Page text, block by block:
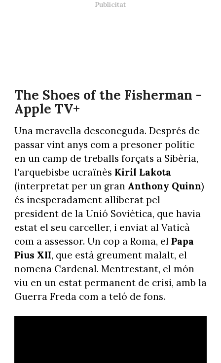
The Shoes of the Fisherman -
Apple TV+
Una meravella desconeguda. Després de
passar vint anys com a presoner polític
en un camp de treballs forçats a Sibèria,
l'arquebisbe ucraïnès Kiril Lakota
(interpretat per un gran Anthony Quinn)
és inesperadament alliberat pel
president de la Unió Soviètica, que havia
estat el seu carceller, i enviat al Vaticà
com a assessor. Un cop a Roma, el Papa
Pius XII, que està greument malalt, el
nomena Cardenal. Mentrestant, el món
viu en un estat permanent de crisi, amb la
Guerra Freda com a teló de fons.